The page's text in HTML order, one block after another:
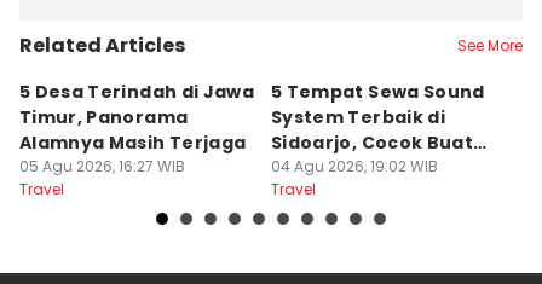
Related Articles See More
5 Desa Terindah di Jawa
Timur, Panorama
Alamnya Masih Terjaga
05 Agu 2026, 16:27 WIB
Travel
5 Tempat Sewa Sound
System Terbaik di
Sidoarjo, Cocok Buat
Agustusan
04 Agu 2026, 19:02 WIB
Travel